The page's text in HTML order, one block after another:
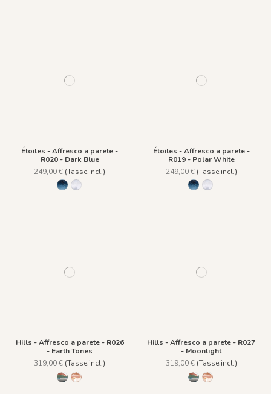
Étoiles - Affresco a parete -
R020 - Dark Blue
249,00 € (Tasse incl.)
R020 - Dark Blue
R019 - Polar White
Étoiles - Affresco a parete -
R019 - Polar White
249,00 €(Tasse incl.)
R020 - Dark Blue
R019 - Polar White
Hills - Affresco a parete - R026
- Earth Tones
319,00 € (Tasse incl.)
R026 - Earth Tones
R027 - Moonlight
Hills - Affresco a parete - R027
- Moonlight
319,00 €(Tasse incl.)
R026 - Earth Tones
R027 - Moonlight